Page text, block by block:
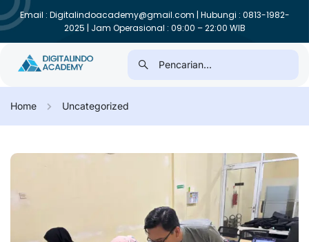
Email : Digitalindoacademy@gmail.com | Hubungi : 0813-1982-
2025 | Jam Operasional : 09:00 – 22:00 WIB
Home Uncategorized